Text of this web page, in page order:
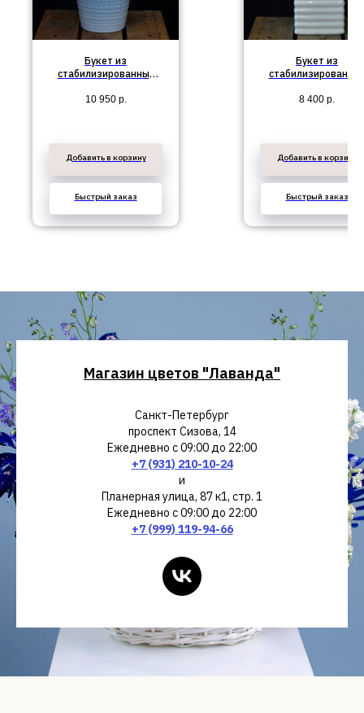
Букет из
стабилизированных
10 950 р.
Добавить в корзину
Быстрый заказ
Букет из
8 400 р.
Добавить в корзину
Быстрый заказ
Магазин цветов "Лаванда"
Санкт-Петербург
проспект Сизова, 14
Ежедневно с 09:00 до 22:00
+7 (931) 210-10-24
и
Планерная улица, 87 к1, стр. 1
Ежедневно с 09:00 до 22:00
+7 (999) 119-94-66